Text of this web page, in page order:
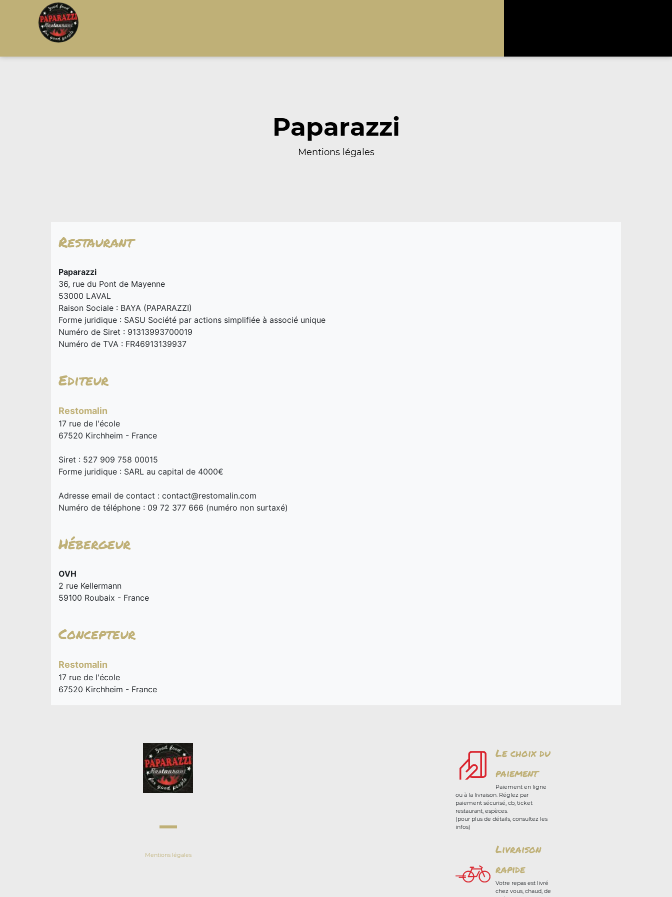
Paparazzi
Mentions légales
Restaurant
Paparazzi
36, rue du Pont de Mayenne
53000 LAVAL
Raison Sociale : BAYA (PAPARAZZI)
Forme juridique : SASU Société par actions simplifiée à associé unique
Numéro de Siret : 91313993700019
Numéro de TVA : FR46913139937
Editeur
Restomalin
17 rue de l'école
67520 Kirchheim - France
Siret : 527 909 758 00015
Forme juridique : SARL au capital de 4000€
Adresse email de contact : contact@restomalin.com
Numéro de téléphone : 09 72 377 666 (numéro non surtaxé)
Hébergeur
OVH
2 rue Kellermann
59100 Roubaix - France
Concepteur
Restomalin
17 rue de l'école
67520 Kirchheim - France
Mentions légales
Le choix du
paiement
Paiement en ligne
ou à la livraison. Réglez par
paiement sécurisé, cb, ticket
restaurant, espèces.
(pour plus de détails, consultez les
infos)
Livraison
rapide
Votre repas est livré
chez vous, chaud, de